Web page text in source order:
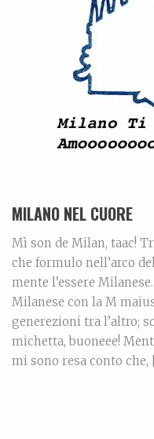
MILANO NEL CUORE
Mì son de Milan, taac!
che formulo nell’arco
mente l’essere
Milanese con la M
generezioni tra l’altro;
michetta, buoneee!
mi sono resa conto che,